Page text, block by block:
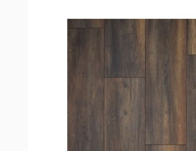
Swiss Krono
Vivafloors